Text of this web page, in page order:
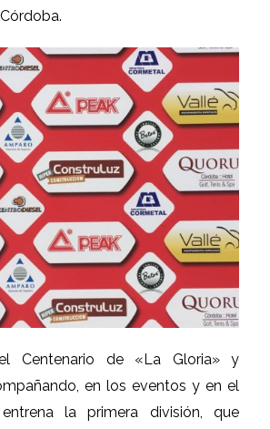
Centenario de «La Gloria» y
en los eventos y en el
la primera división, que